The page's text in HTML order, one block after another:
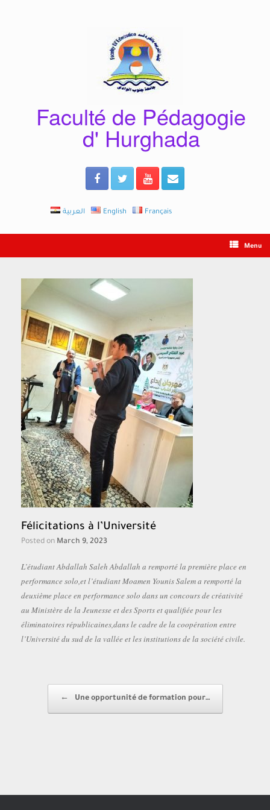
Faculté de Pédagogie
d' Hurghada
العربية English Français
Menu
Félicitations à l’Université
Posted on March 9, 2023
L’étudiant Abdallah Saleh Abdallah a remporté la première place en
performance solo,et l’étudiant Moamen Younis Salem a remporté la
deuxième place en performance solo dans un concours de créativité
au Ministère de la Jeunesse et des Sports et qualifiée pour les
éliminatoires républicaines,dans le cadre de la coopération entre
l’Université du sud de la vallée et les institutions de la société civile.
← Une opportunité de formation pour…